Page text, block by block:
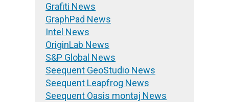
Grafiti News
GraphPad News
Intel News
OriginLab News
S&P Global News
Seequent GeoStudio News
Seequent Leapfrog News
Seequent Oasis montaj News